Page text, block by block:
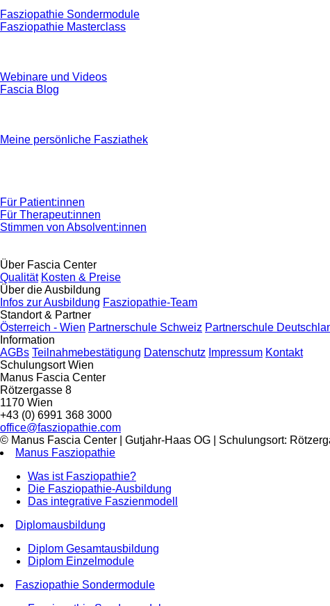
Fasziopathie Sondermodule
Fasziopathie Masterclass
Webinare und Videos
Fascia Blog
Meine persönliche Fasziathek
Für Patient:innen
Für Therapeut:innen
Stimmen von Absolvent:innen
Über Fascia Center
Qualität Kosten & Preise
Über die Ausbildung
Infos zur Ausbildung Fasziopathie-Team
Standort & Partner
Österreich - Wien Partnerschule Schweiz Partnerschule
Information
AGBs Teilnahmebestätigung Datenschutz Impressum Kontakt
Schulungsort Wien
Manus Fascia Center
Rötzergasse 8
1170 Wien
+43 (0) 6991 368 3000
office@fasziopathie.com
© Manus Fascia Center | Gutjahr-Haas OG | Schulungsort:
Manus Fasziopathie
Was ist Fasziopathie?
Die Fasziopathie-Ausbildung
Das integrative Faszienmodell
Diplomausbildung
Diplom Gesamtausbildung
Diplom Einzelmodule
Fasziopathie Sondermodule